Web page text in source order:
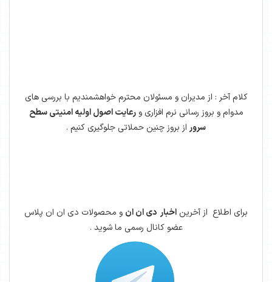
کلام آخر : از مدیران و مسئولان محترم خواهشمندیم با بررسی های
مدوام و بروز رسانی نرم افزاری ورعایت اصول اولیه امنیتی سطح
سرور از بروز چنین حملاتی جلوگیری کنیم .
برای اطلاع از آخرین اخبار دی ان ان و محصولات دی ان ان پلاس
عضو کانال رسمی ما شوید .